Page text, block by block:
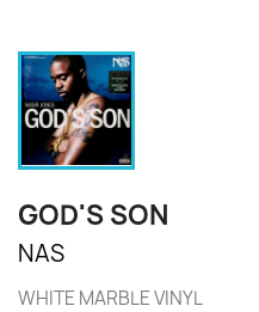
GOD'S SON
NAS
WHITE MARBLE VINYL